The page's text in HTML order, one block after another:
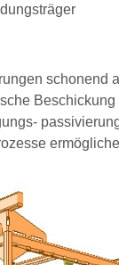
schonend